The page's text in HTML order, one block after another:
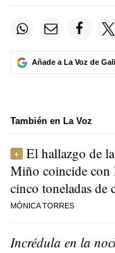
Añade a La Voz de
También en La Voz
El hallazgo de
Miño coincide con
cinco toneladas de
MÓNICA TORRES
Incrédula en la